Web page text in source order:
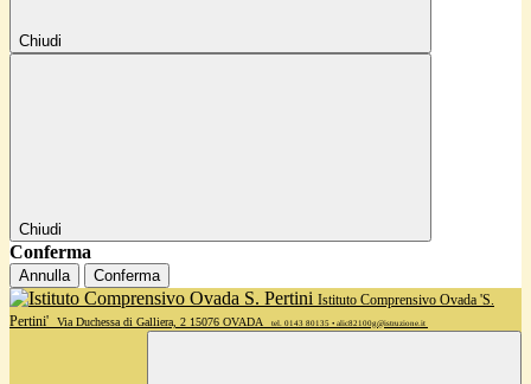
Chiudi
Chiudi
Conferma
Annulla Conferma
Istituto Comprensivo Ovada 'S.
Pertini'
Via Duchessa di Galliera, 2 15076 OVADA tel. 0143 80135 • alic82100g@istruzione.it